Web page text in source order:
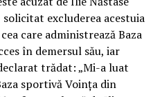
excluderea acestuia
care administrează Baza
în demersul său, iar
trădat: „Mi-a luat
sportivă Voința din